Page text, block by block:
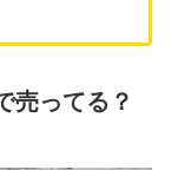
売ってる？